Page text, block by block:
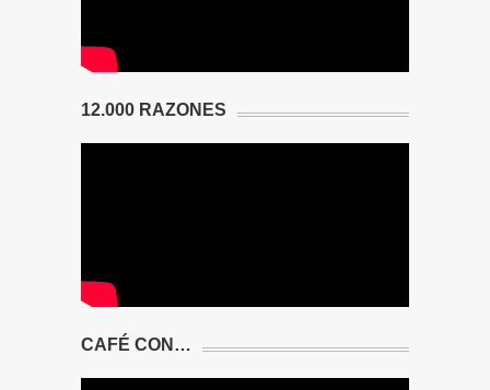
12.000 RAZONES
CAFÉ CON…